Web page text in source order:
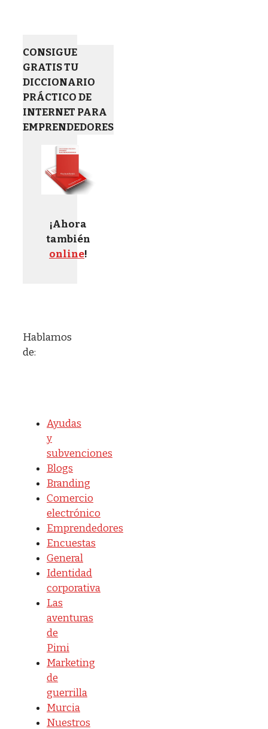
CONSIGUE
GRATIS TU
DICCIONARIO
PRÁCTICO DE
INTERNET PARA
EMPRENDEDORES
¡Ahora
también
online!
Hablamos
de:
Ayudas
y
subvenciones
Blogs
Branding
Comercio
electrónico
Emprendedores
Encuestas
General
Identidad
corporativa
Las
aventuras
de
Pimi
Marketing
de
guerrilla
Murcia
Nuestros